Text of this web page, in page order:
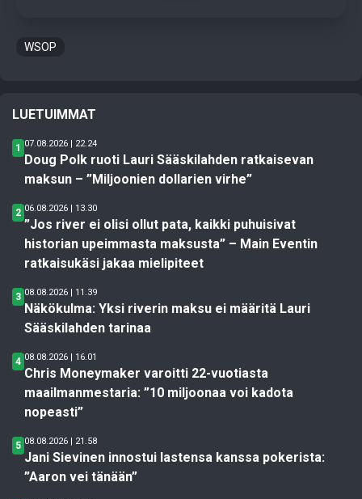
WSOP
LUETUIMMAT
1 07.08.2026 | 22.24
Doug Polk ruoti Lauri Sääskilahden ratkaisevan
maksun – ”Miljoonien dollarien virhe”
2 06.08.2026 | 13.30
”Jos river ei olisi ollut pata, kaikki puhuisivat
historian upeimmasta maksusta” – Main Eventin
ratkaisukäsi jakaa mielipiteet
3 08.08.2026 | 11.39
Näkökulma: Yksi riverin maksu ei määritä Lauri
Sääskilahden tarinaa
4 08.08.2026 | 16.01
Chris Moneymaker varoitti 22-vuotiasta
maailmanmestaria: ”10 miljoonaa voi kadota
nopeasti”
5 08.08.2026 | 21.58
Jani Sievinen innostui lastensa kanssa pokerista:
”Aaron vei tänään”